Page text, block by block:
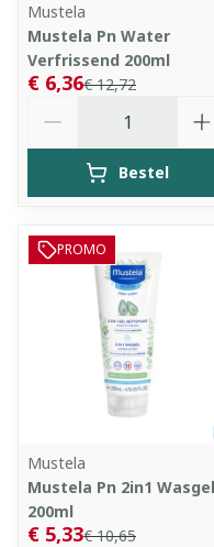
Mustela
Mustela Pn Water
Verfrissend 200ml
€ 12,72
€ 6,36
Bestel
PROMO
Mustela
Mustela Pn 2in1 Wasgel
200ml
€ 10,65
€ 5,33